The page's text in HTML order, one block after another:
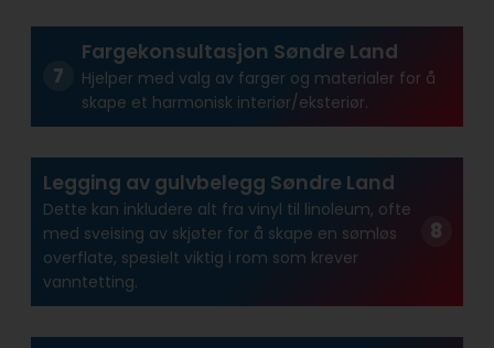
Fargekonsultasjon Søndre Land
Hjelper med valg av farger og materialer for å
skape et harmonisk interiør/eksteriør.
Legging av gulvbelegg Søndre Land
Dette kan inkludere alt fra vinyl til linoleum, ofte
med sveising av skjøter for å skape en sømløs
overflate, spesielt viktig i rom som krever
vanntetting.